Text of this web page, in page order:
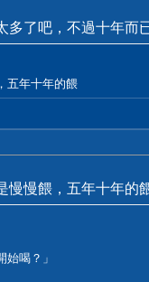
多了吧，不過十年而
五年十年的餵
慢慢餵，五年十年的
喝？」